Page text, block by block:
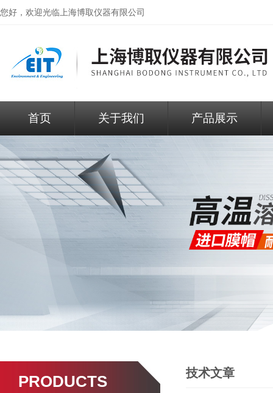
您好，欢迎光临上海博取仪器有限公司
首页 关于我们 产品展示
PRODUCTS 技术文章